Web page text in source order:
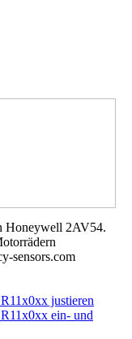
Honeywell 2AV54.
sensors.com
justieren
ein- und